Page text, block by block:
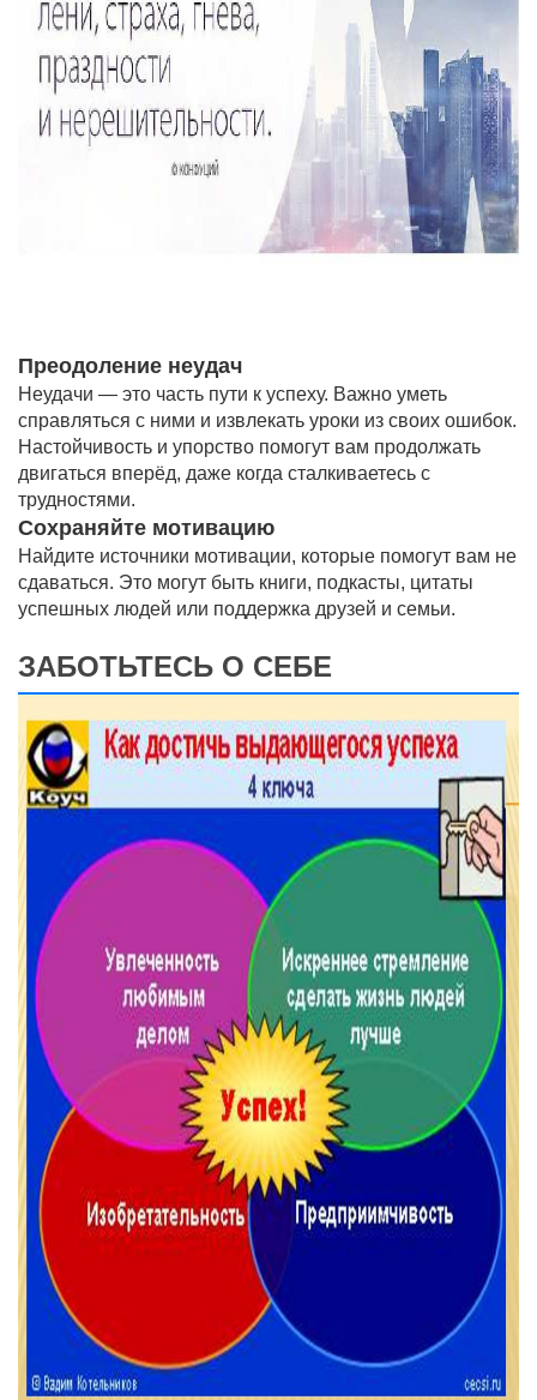
Преодоление неудач
Неудачи — это часть пути к успеху. Важно уметь
справляться с ними и извлекать уроки из своих ошибок.
Настойчивость и упорство помогут вам продолжать
двигаться вперёд, даже когда сталкиваетесь с
трудностями.
Сохраняйте мотивацию
Найдите источники мотивации, которые помогут вам не
сдаваться. Это могут быть книги, подкасты, цитаты
успешных людей или поддержка друзей и семьи.
ЗАБОТЬТЕСЬ О СЕБЕ